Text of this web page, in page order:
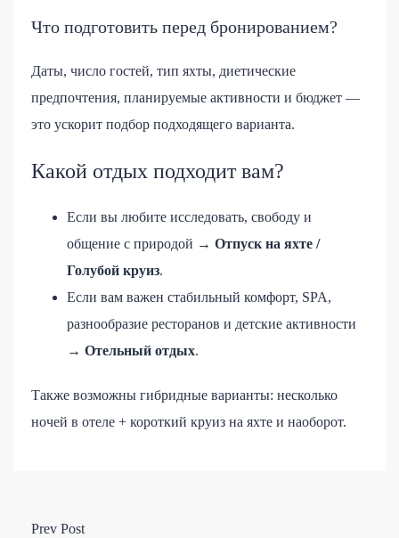
Что подготовить перед бронированием?
Даты, число гостей, тип яхты, диетические
предпочтения, планируемые активности и бюджет —
это ускорит подбор подходящего варианта.
Какой отдых подходит вам?
Если вы любите исследовать, свободу и
общение с природой → Отпуск на яхте /
Голубой круиз.
Если вам важен стабильный комфорт, SPA,
разнообразие ресторанов и детские активности
→ Отельный отдых.
Также возможны гибридные варианты: несколько
ночей в отеле + короткий круиз на яхте и наоборот.
Prev Post